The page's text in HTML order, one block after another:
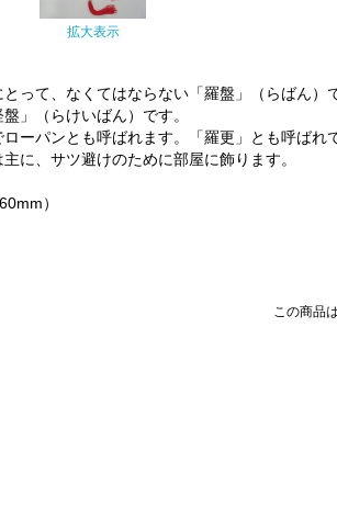
拡大表示
って、なくてはならない「羅盤」（らばん）
」（らけいばん）です。
ーパンとも呼ばれます。「羅更」とも呼ばれ
に、サツ避けのために部屋に飾ります。
）
この商品